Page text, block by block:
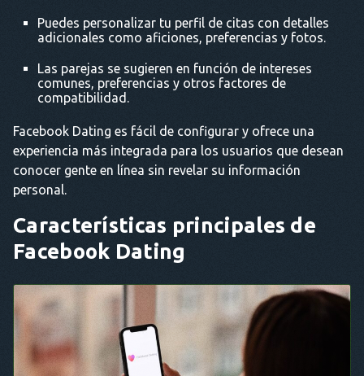
Puedes personalizar tu perfil de citas con detalles
adicionales como aficiones, preferencias y fotos.
Las parejas se sugieren en función de intereses
comunes, preferencias y otros factores de
compatibilidad.
Facebook Dating es fácil de configurar y ofrece una
experiencia más integrada para los usuarios que desean
conocer gente en línea sin revelar su información
personal.
Características principales de
Facebook Dating